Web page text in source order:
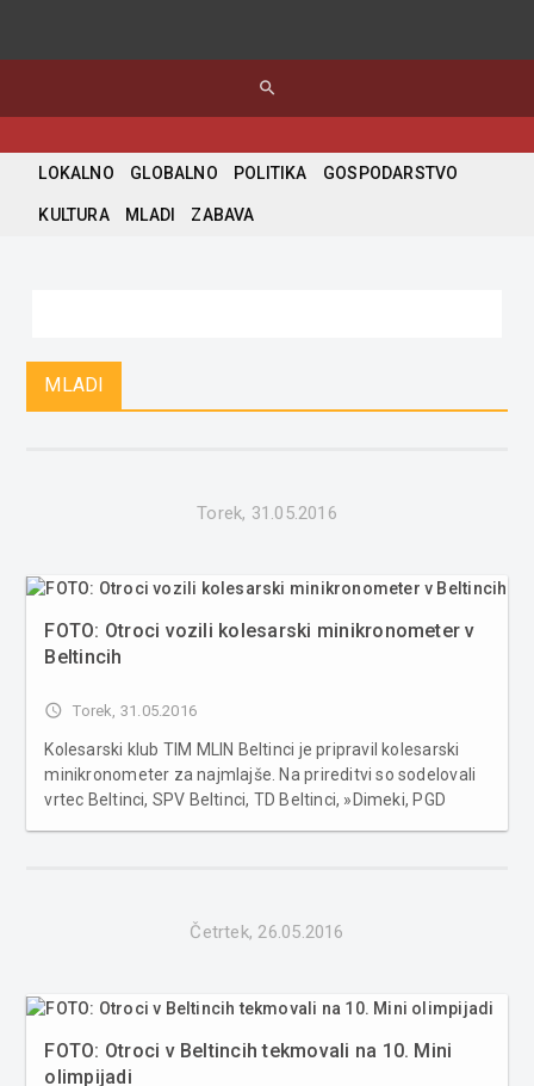
search
LOKALNO GLOBALNO POLITIKA GOSPODARSTVO
KULTURA MLADI ZABAVA
MLADI
Torek, 31.05.2016
FOTO: Otroci vozili kolesarski minikronometer v
Beltincih
access_time Torek, 31.05.2016
Kolesarski klub TIM MLIN Beltinci je pripravil kolesarski
minikronometer za najmlajše. Na prireditvi so sodelovali
vrtec Beltinci, SPV Beltinci, TD Beltinci, »Dimeki, PGD
Četrtek, 26.05.2016
FOTO: Otroci v Beltincih tekmovali na 10. Mini
olimpijadi